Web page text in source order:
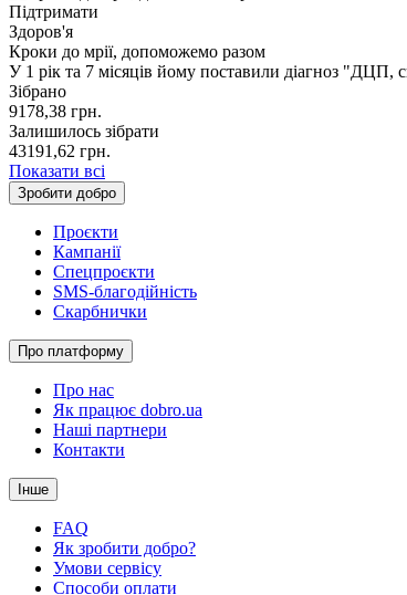
Підтримати
Здоров'я
Кроки до мрії, допоможемо разом
У 1 рік та 7 місяців йому поставили діагноз "ДЦП,
Зібрано
9178,38 грн.
Залишилось зібрати
43191,62 грн.
Показати всі
Зробити добро
Проєкти
Кампанії
Спецпроєкти
SMS-благодійність
Скарбнички
Про платформу
Про нас
Як працює dobro.ua
Наші партнери
Контакти
Інше
FAQ
Як зробити добро?
Умови сервісу
Способи оплати